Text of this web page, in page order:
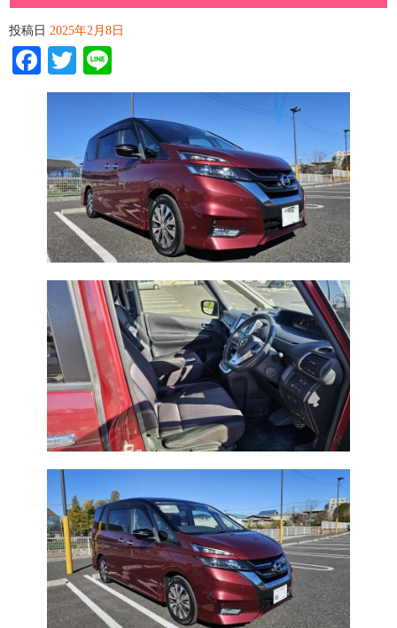
投稿日 2025年2月8日
Facebook
Twitter